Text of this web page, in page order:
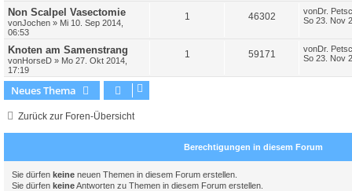
Non Scalpel Vasectomie
vonJochen » Mi 10. Sep 2014,
06:53
1 46302 vonDr.
So 23. Nov
Knoten am Samenstrang
vonHorseD » Mo 27. Okt 2014,
17:19
1 59171 vonDr.
So 23. Nov
Neues Thema
Zurück zur Foren-Übersicht
Berechtigungen in diesem Forum
Sie dürfen keine neuen Themen in diesem Forum erstellen.
Sie dürfen keineAntworten zu Themen in diesem Forum erstellen.